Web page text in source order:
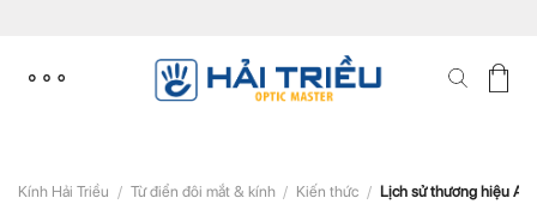
content
Kính Hải Triều / Từ điển đôi mắt & kính / Kiến thức / Lịch sử thương hiệu